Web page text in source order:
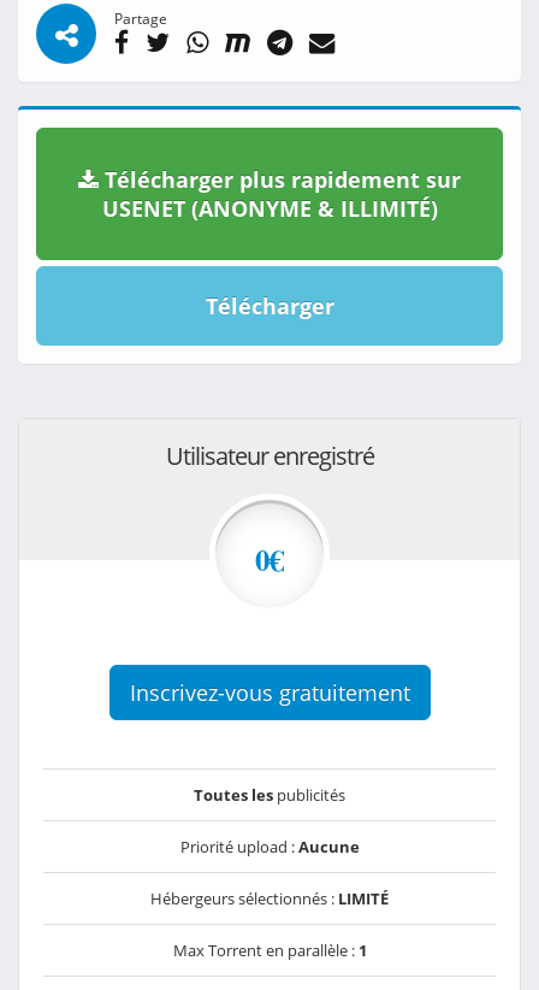
Partage
Télécharger plus rapidement sur
USENET (ANONYME & ILLIMITÉ)
Télécharger
Utilisateur enregistré
0€
Inscrivez-vous gratuitement
Toutes les publicités
Priorité upload :Aucune
Hébergeurs sélectionnés : LIMITÉ
Max Torrent en parallèle : 1